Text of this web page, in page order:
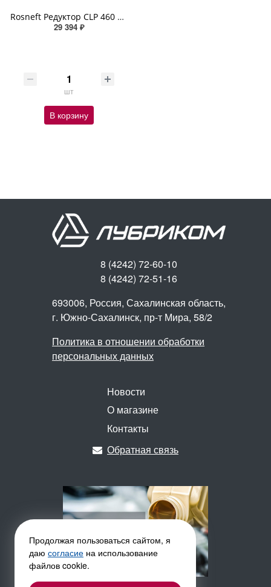
Rosneft Редуктор CLP 460 180кг
29 394 ₽
шт
В корзину
Продолжая пользоваться сайтом, я
даю согласие на использование
файлов cookie.
8 (4242) 72-60-10
8 (4242) 72-51-16
693006, Россия, Сахалинская область,
г. Южно-Сахалинск, пр-т Мира, 58/2
Политика в отношении обработки
персональных данных
Новости
О магазине
Контакты
Обратная связь